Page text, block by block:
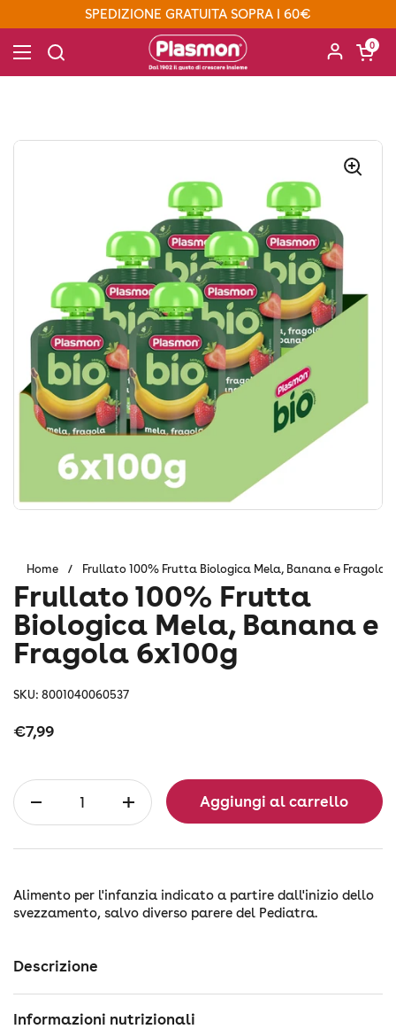
Passa ai contenutiSPEDIZIONE GRATUITA SOPRA I 60€
Apri menu
Apri
0
Home / Frullato 100% Frutta Biologica Mela, Banana e Fragola
Frullato 100% Frutta
Biologica Mela, Banana e
Fragola 6x100g
SKU: 8001040060537
Prezzo:
€7,99
Quantità
Aggiungi al carrello
Alimento per l'infanzia indicato a partire dall'inizio dello
svezzamento, salvo diverso parere del Pediatra.
Descrizione
Informazioni nutrizionali